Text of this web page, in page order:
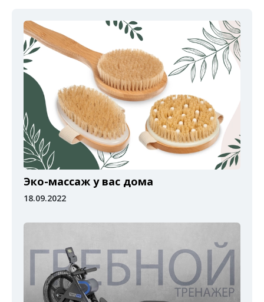
Эко-массаж у вас дома
18.09.2022